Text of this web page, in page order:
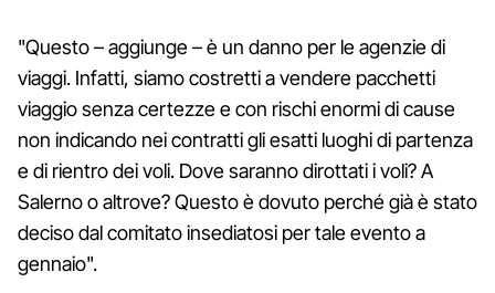
"Questo – aggiunge – è un danno per le agenzie di
viaggi. Infatti, siamo costretti a vendere pacchetti
viaggio senza certezze e con rischi enormi di cause
non indicando nei contratti gli esatti luoghi di partenza
e di rientro dei voli. Dove saranno dirottati i voli? A
Salerno o altrove? Questo è dovuto perché già è stato
deciso dal comitato insediatosi per tale evento a
gennaio".